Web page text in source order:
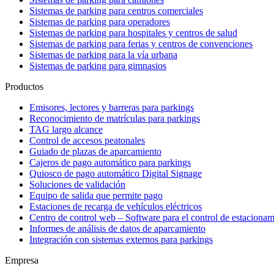
Sistemas de parking para centros comerciales
Sistemas de parking para operadores
Sistemas de parking para hospitales y centros de salud
Sistemas de parking para ferias y centros de convenciones
Sistemas de parking para la vía urbana
Sistemas de parking para gimnasios
Productos
Emisores, lectores y barreras para parkings
Reconocimiento de matrículas para parkings
TAG largo alcance
Control de accesos peatonales
Guiado de plazas de aparcamiento
Cajeros de pago automático para parkings
Quiosco de pago automático Digital Signage
Soluciones de validación
Equipo de salida que permite pago
Estaciones de recarga de vehículos eléctricos
Centro de control web – Software para el control de
Informes de análisis de datos de aparcamiento
Integración con sistemas externos para parkings
Empresa